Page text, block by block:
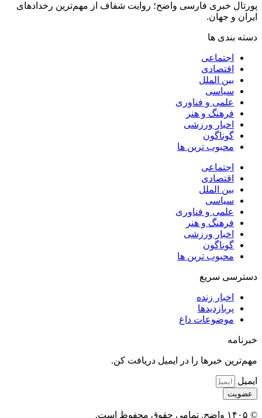
پورتال خبری فارسی واضح؛ روایت شفاف از مهم‌ترین رخدادهای
ایران و جهان.
دسته بندی ها
اجتماعی
اقتصادی
بین الملل
سیاسی
علمی و فناوری
فرهنگ و هنر
اخبار ورزشی
گوناگون
محبوب ترین ها
اجتماعی
اقتصادی
بین الملل
سیاسی
علمی و فناوری
فرهنگ و هنر
اخبار ورزشی
گوناگون
محبوب ترین ها
دسترسی سریع
اخبار زنده
پربازدیدها
موضوعات داغ
خبرنامه
مهم‌ترین خبرها را در ایمیل دریافت کن.
ایمیل
عضویت
© ۱۴۰۵ واضح. تمامی حقوق محفوظ است.